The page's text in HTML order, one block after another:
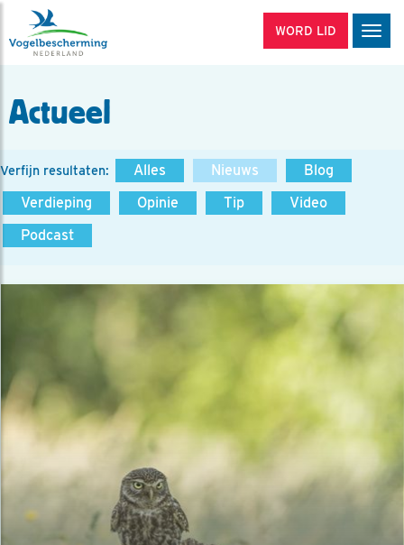
WORD LID
Actueel
Verfijn resultaten: Alles Nieuws
Blog
Verdieping
Opinie Tip
Video
Podcast